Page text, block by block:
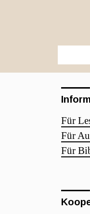
Für
Für
Für